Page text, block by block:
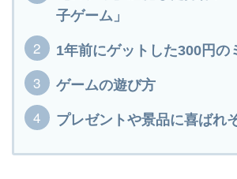
子ゲーム」
1年前にゲットした300円の
ゲームの遊び方
プレゼントや景品に喜ばれ